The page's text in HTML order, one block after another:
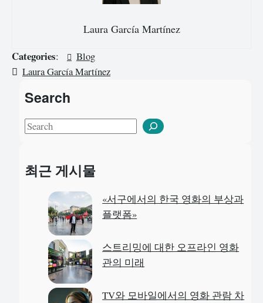
Laura García Martínez
Categories:
Blog
Laura García Martínez
Search
S
r
최근 게시물
«서구에서의 한국 영화의 부상과
플랫폼»
스트리밍에 대한 오프라인 영화
관의 미래
TV와 모바일에서의 영화 관람 차